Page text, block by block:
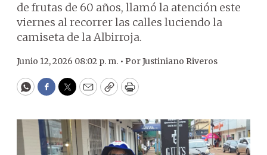
de frutas de 60 años, llamó la atención este
viernes al recorrer las calles luciendo la
camiseta de la Albirroja.
Junio 12, 2026 08:02 p. m. • PorJustiniano Riveros
WhatsApp
Facebook
Twitter
EmailCopyPrint